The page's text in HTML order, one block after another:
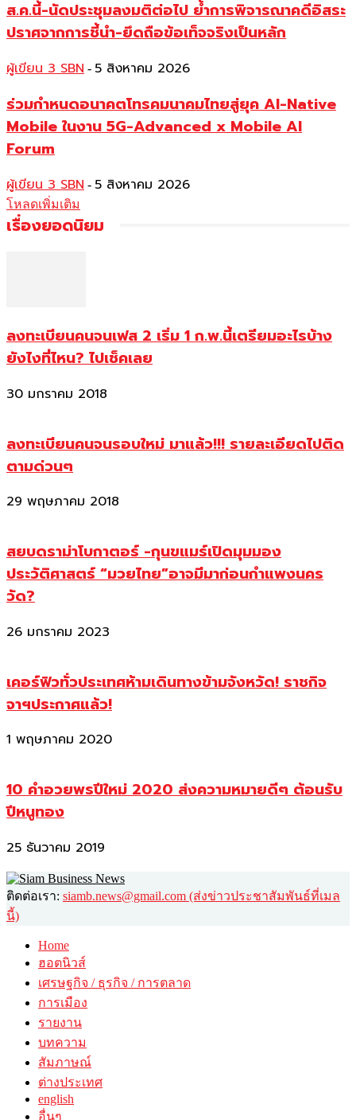
ส.ค.นี้-นัดประชุมลงมติต่อไป ย้ำการพิจารณาคดีอิสระ
ปราศจากการชี้นำ-ยึดถือข้อเท็จจริงเป็นหลัก
ผู้เขียน 3 SBN - 5 สิงหาคม 2026
ร่วมกำหนดอนาคตโทรคมนาคมไทยสู่ยุค AI-Native
Mobile ในงาน 5G-Advanced x Mobile AI
Forum
ผู้เขียน 3 SBN - 5 สิงหาคม 2026
โหลดเพิ่มเติม
เรื่องยอดนิยม
ลงทะเบียนคนจนเฟส 2 เริ่ม 1 ก.พ.นี้เตรียมอะไรบ้าง
ยังไงที่ไหน? ไปเช็คเลย
30 มกราคม 2018
ลงทะเบียนคนจนรอบใหม่ มาแล้ว!!! รายละเอียดไปติด
ตามด่วนๆ
29 พฤษภาคม 2018
สยบดราม่าโบกาตอร์ -กุนขแมร์เปิดมุมมอง
ประวัติศาสตร์ “มวยไทย”อาจมีมาก่อนกำแพงนคร
วัด?
26 มกราคม 2023
เคอร์ฟิวทั่วประเทศห้ามเดินทางข้ามจังหวัด! ราชกิจ
จาฯประกาศแล้ว!
1 พฤษภาคม 2020
10 คำอวยพรปีใหม่ 2020 ส่งความหมายดีๆ ต้อนรับ
ปีหนูทอง
25 ธันวาคม 2019
ติดต่อเรา: siamb.news@gmail.com (ส่งข่าวประชาสัมพันธ์ที่เมล
นี้)
Home
ฮอตนิวส์
เศรษฐกิจ / ธุรกิจ / การตลาด
การเมือง
รายงาน
บทความ
สัมภาษณ์
ต่างประเทศ
english
อื่นๆ